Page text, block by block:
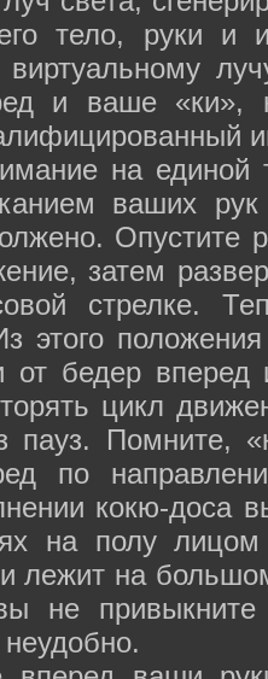
тело, руки и
виртуальному
и ваше «ки»,
на единой
ваших
Опустите
затем
стрелке.
этого
от бедер вперед
цикл
Помните,
по
кокю-доса
на полу
лежит на
не